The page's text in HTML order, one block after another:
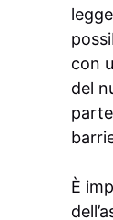
con
del
È